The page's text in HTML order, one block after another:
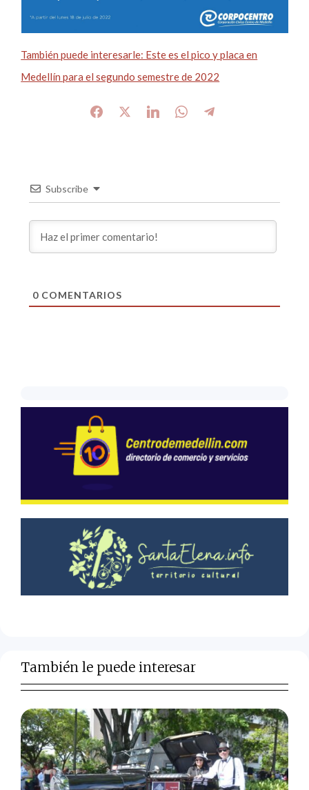
También puede interesarle: Este es el pico y placa en
Medellín para el segundo semestre de 2022
Subscribe
0COMENTARIOS
También le puede interesar